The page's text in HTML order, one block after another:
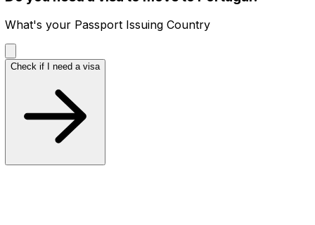
What's your Passport Issuing Country
Check if I need a visa